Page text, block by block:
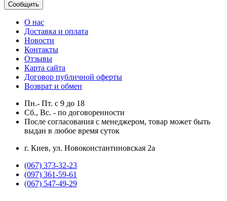
Сообщить
О нас
Доставка и оплата
Новости
Контакты
Отзывы
Карта сайта
Договор публичной оферты
Возврат и обмен
Пн.- Пт. с 9 до 18
Сб., Вс. - по договоренности
После согласования с менеджером, товар может быть
выдан в любое время суток
г. Киев, ул. Новоконстантиновская 2а
(067) 373-32-23
(097) 361-59-61
(067) 547-49-29